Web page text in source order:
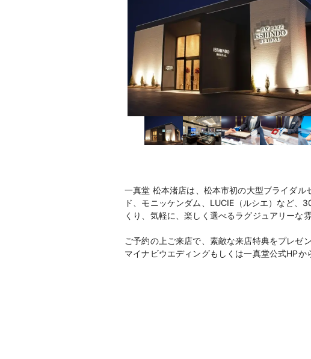
一真堂 松本渚店は、松本市初の大型ブライダ
ド、モニッケンダム、LUCIE（ルシエ）など、
くり、気軽に、楽しく選べるラグジュアリーな
ご予約の上ご来店で、素敵な来店特典をプレゼン
マイナビウエディングもしくは一真堂公式HPか